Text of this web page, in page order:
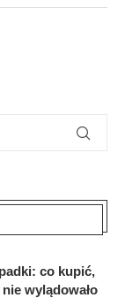
co kupić,
wylądowało